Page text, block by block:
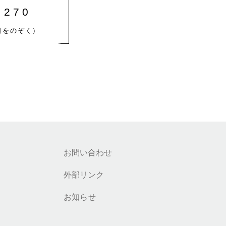
のぞく）
お問い合わせ
外部リンク
お知らせ